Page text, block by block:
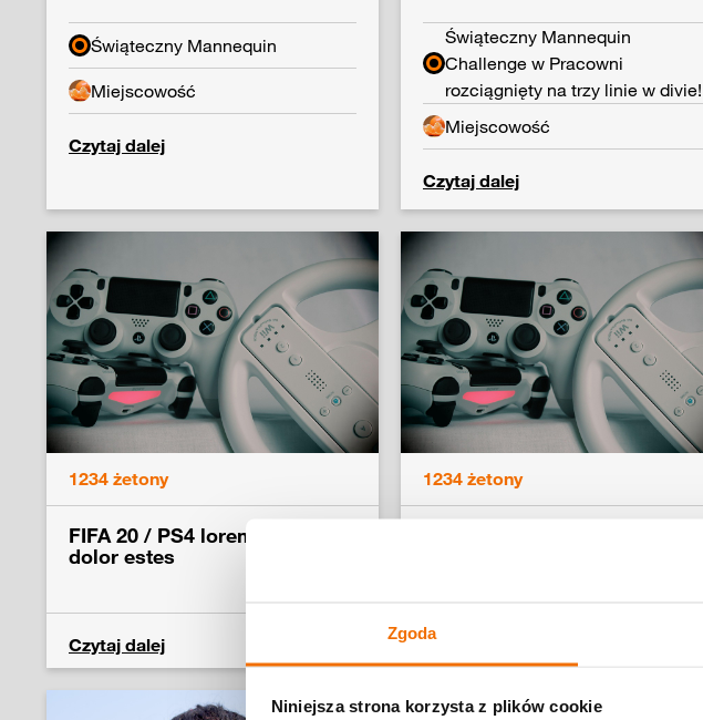
Zgoda
Niniejsza strona korzysta z plików cookie
Świąteczny Mannequin
Miejscowość
Czytaj dalej
Świąteczny Mannequin
Challenge w Pracowni
rozciągnięty na trzy linie w divie!
Miejscowość
Czytaj dalej
1234 żetony
FIFA 20 / PS4 lorem ipsum
dolor estes
Czytaj dalej
1234 żetony
Czytaj dalej